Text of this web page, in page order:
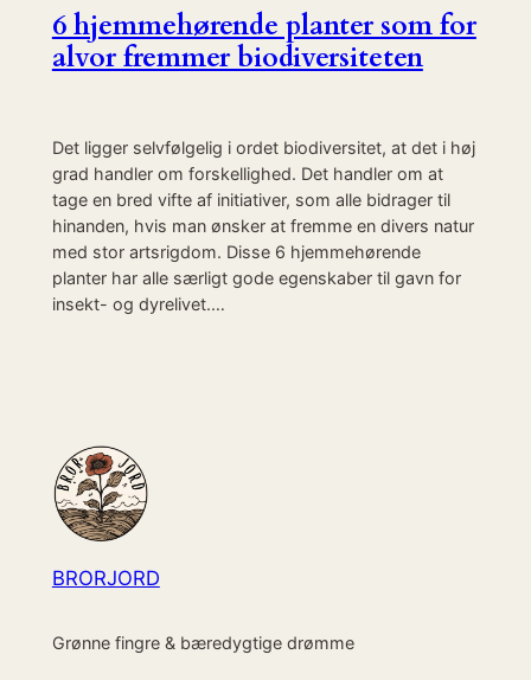
6 hjemmehørende planter som for
alvor fremmer biodiversiteten
Det ligger selvfølgelig i ordet biodiversitet, at det i høj
grad handler om forskellighed. Det handler om at
tage en bred vifte af initiativer, som alle bidrager til
hinanden, hvis man ønsker at fremme en divers natur
med stor artsrigdom. Disse 6 hjemmehørende
planter har alle særligt gode egenskaber til gavn for
insekt- og dyrelivet.…
BRORJORD
Grønne fingre & bæredygtige drømme